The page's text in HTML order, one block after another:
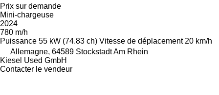
Prix sur demande
Mini-chargeuse
2024
780 m/h
Puissance 55 kW (74.83 ch) Vitesse de déplacement 20 km/h
Allemagne, 64589 Stockstadt Am Rhein
Kiesel Used GmbH
Contacter le vendeur